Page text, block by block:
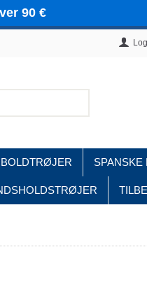
90 €
Rangers